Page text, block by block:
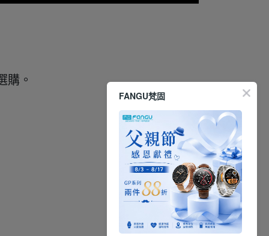
購。
FANGU梵固